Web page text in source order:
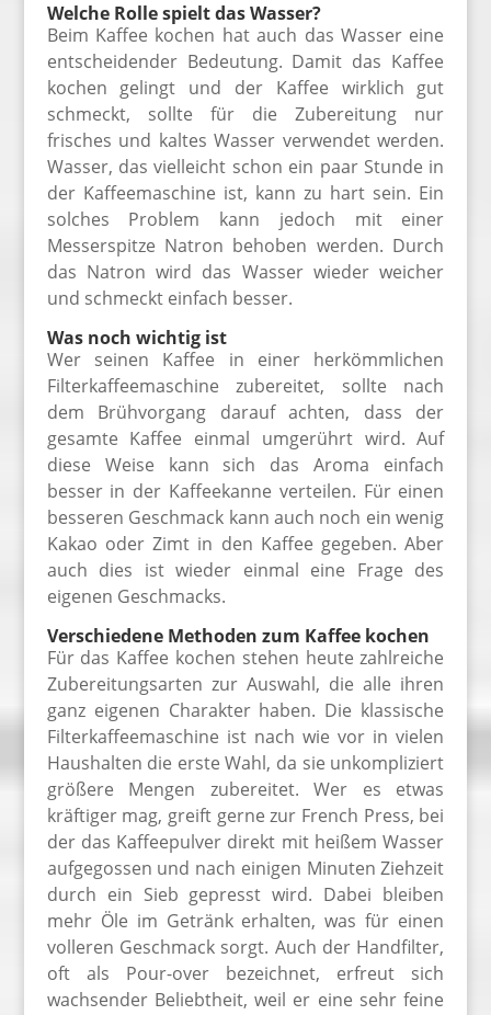
Welche Rolle spielt das Wasser?
Beim Kaffee kochen hat auch das Wasser eine
entscheidender Bedeutung. Damit das Kaffee
kochen gelingt und der Kaffee wirklich gut
schmeckt, sollte für die Zubereitung nur
frisches und kaltes Wasser verwendet werden.
Wasser, das vielleicht schon ein paar Stunde in
der Kaffeemaschine ist, kann zu hart sein. Ein
solches Problem kann jedoch mit einer
Messerspitze Natron behoben werden. Durch
das Natron wird das Wasser wieder weicher
und schmeckt einfach besser.
Was noch wichtig ist
Wer seinen Kaffee in einer herkömmlichen
Filterkaffeemaschine zubereitet, sollte nach
dem Brühvorgang darauf achten, dass der
gesamte Kaffee einmal umgerührt wird. Auf
diese Weise kann sich das Aroma einfach
besser in der Kaffeekanne verteilen. Für einen
besseren Geschmack kann auch noch ein wenig
Kakao oder Zimt in den Kaffee gegeben. Aber
auch dies ist wieder einmal eine Frage des
eigenen Geschmacks.
Verschiedene Methoden zum Kaffee kochen
Für das Kaffee kochen stehen heute zahlreiche
Zubereitungsarten zur Auswahl, die alle ihren
ganz eigenen Charakter haben. Die klassische
Filterkaffeemaschine ist nach wie vor in vielen
Haushalten die erste Wahl, da sie unkompliziert
größere Mengen zubereitet. Wer es etwas
kräftiger mag, greift gerne zur French Press, bei
der das Kaffeepulver direkt mit heißem Wasser
aufgegossen und nach einigen Minuten Ziehzeit
durch ein Sieb gepresst wird. Dabei bleiben
mehr Öle im Getränk erhalten, was für einen
volleren Geschmack sorgt. Auch der Handfilter,
oft als Pour-over bezeichnet, erfreut sich
wachsender Beliebtheit, weil er eine sehr feine